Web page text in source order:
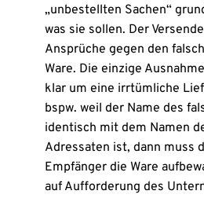
„unbestellten Sachen“
was sie sollen. Der
Ansprüche gegen den
Ware. Die einzige
klar um eine irrtümliche
bspw. weil der Name des
identisch mit dem Namen
Adressaten ist, dann muss
Empfänger die Ware
auf Aufforderung des